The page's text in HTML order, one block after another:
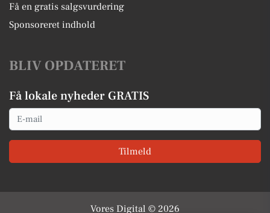
Få en gratis salgsvurdering
Sponsoreret indhold
BLIV OPDATERET
Få lokale nyheder GRATIS
Email
Tilmeld
Vores Digital © 2026